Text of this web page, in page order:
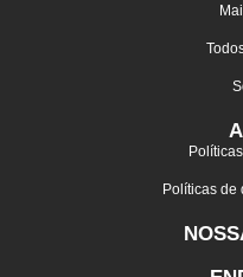
Políticas de